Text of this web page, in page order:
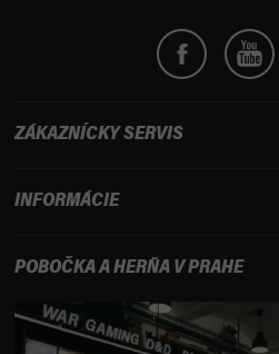
ZÁKAZNÍCKY SERVIS
INFORMÁCIE
POBOČKA A HERŇA V PRAHE